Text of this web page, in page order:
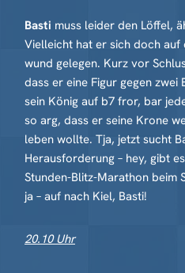
Basti muss leider den Löffel,
Vielleicht hat er sich doch auf
wund gelegen. Kurz vor
dass er eine Figur gegen
sein König auf b7 fror, bar
so arg, dass er seine Krone
leben wollte. Tja, jetzt sucht
Herausforderung – hey, gibt
Stunden-Blitz-Marathon beim
ja – auf nach Kiel, Basti!
20.10 Uhr